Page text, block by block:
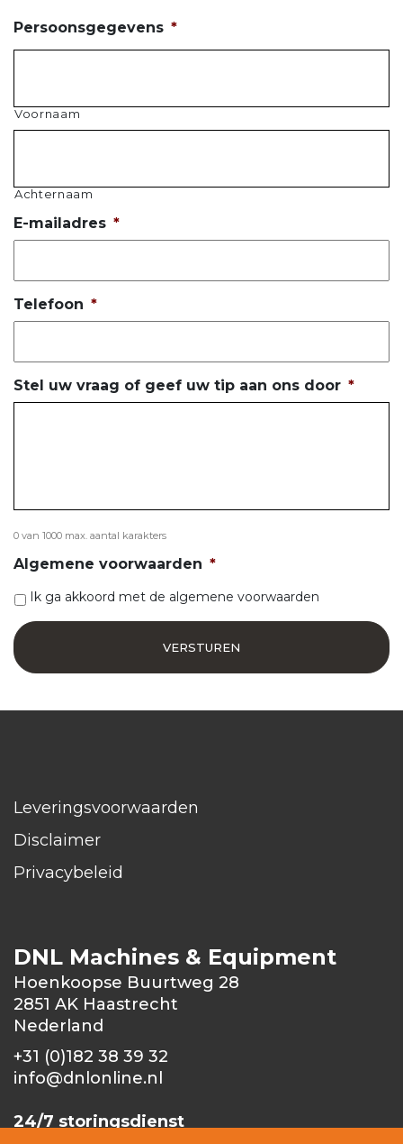
Persoonsgegevens *
Voornaam
Achternaam
E-mailadres *
Telefoon *
Stel uw vraag of geef uw tip aan ons door *
0 van 1000 max. aantal karakters
Algemene voorwaarden *
Ik ga akkoord met de algemene voorwaarden
Leveringsvoorwaarden
Disclaimer
Privacybeleid
DNL Machines & Equipment
Hoenkoopse Buurtweg 28
2851 AK Haastrecht
Nederland
+31 (0)182 38 39 32
info@dnlonline.nl
24/7 storingsdienst